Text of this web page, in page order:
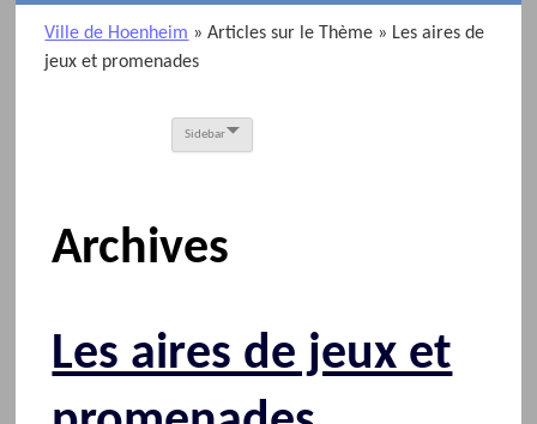
Ville de Hoenheim » Articles sur le Thème » Les aires de
jeux et promenades
Sidebar
Archives
Les aires de jeux et